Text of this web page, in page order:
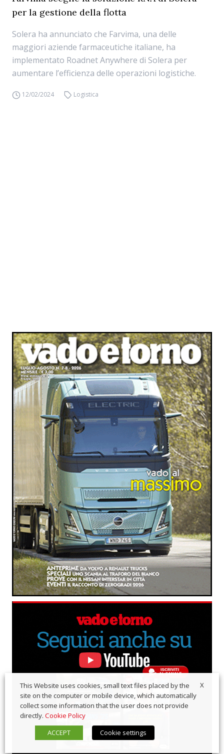
per la gestione della flotta
Solera ha annunciato che Farvima, una delle
maggiori aziende farmaceutiche italiane, ha
implementato Roadnet Anywhere di Solera per
aumentare l’efficienza delle operazioni logistiche.
12/02/2024 Logistica
X
This Website uses cookies, small text files placed by the
site on the computer or mobile device, which automatically
collect some information that the user does not provide
directly. Cookie Policy
ACCEPT
Cookie settings